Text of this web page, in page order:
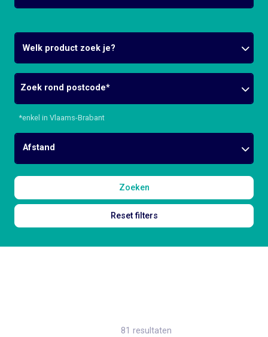
Welk product zoek je?
Postcode
*enkel in Vlaams-Brabant
Afstand
Zoeken
Reset filters
81 resultaten